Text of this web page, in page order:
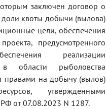
заключен договор о
квоты добычи (вылова)
цели, обеспечения
предусмотренного
реализации
области рыболовства
на добычу (вылов)
утвержденными
от 07.08.2023 N 1287.